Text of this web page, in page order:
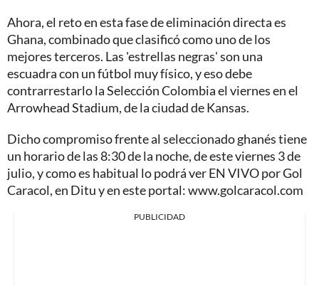
Ahora, el reto en esta fase de eliminación directa es
Ghana, combinado que clasificó como uno de los
mejores terceros. Las 'estrellas negras' son una
escuadra con un fútbol muy físico, y eso debe
contrarrestarlo la Selección Colombia el viernes en el
Arrowhead Stadium, de la ciudad de Kansas.
Dicho compromiso frente al seleccionado ghanés tiene
un horario de las 8:30 de la noche, de este viernes 3 de
julio, y como es habitual lo podrá ver EN VIVO por Gol
Caracol, en Ditu y en este portal: www.golcaracol.com
PUBLICIDAD